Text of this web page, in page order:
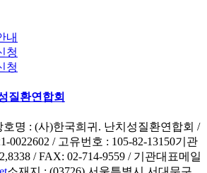
내
청
청
명 : (사)한국희귀. 난치성질환연합회 /
0022602 / 고유번호 : 105-82-13150기관
/ FAX: 02-714-9559 / 기관대표메일